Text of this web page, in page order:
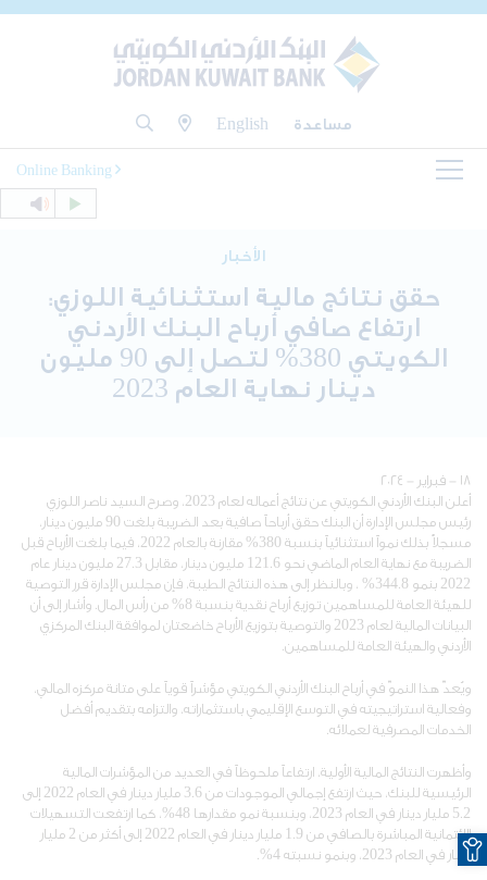
مساعدة English
Online Banking
الأخبار
حقق نتائج مالية استثنائية اللوزي:
ارتفاع صافي أرباح البنك الأردني
الكويتي 380% لتصل إلى 90 مليون
دينار نهاية العام 2023
١٨ - فبراير - ٢٠٢٤
أعلن البنك الأردني الكويتي عن نتائج أعماله لعام 2023، وصرح السيد ناصر اللوزي
رئيس مجلس الإدارة أن البنك حقق أرباحاً صافية بعد الضريبة بلغت 90 مليون دينار،
مسجلاً بذلك نمواً استثنائياً بنسبة 380% مقارنة بالعام 2022، فيما بلغت الأرباح قبل
الضريبة مع نهاية العام الماضي نحو 121.6 مليون دينار، مقابل 27.3 مليون دينار عام
2022 بنمو 344.8% ، وبالنظر إلى هذه النتائج الطيبة، فإن مجلس الإدارة قرر التوصية
للهيئة العامة للمساهمين توزيع أرباح نقدية بنسبة 8% من رأس المال. وأشار إلى أن
البيانات المالية لعام 2023 والتوصية بتوزيع الأرباح خاضعتان لموافقة البنك المركزي
الأردني والهيئة العامة للمساهمين.
ويُعدّ هذا النموّ في أرباح البنك الأردني الكويتي مؤشراً قوياً على متانة مركزه المالي،
وفعالية استراتيجيته في التوسع الإقليمي باستثماراته، والتزامه بتقديم أفضل
الخدمات المصرفية لعملائه.
وأظهرت النتائج المالية الأولية، ارتفاعاً ملحوظاً في العديد من المؤشرات المالية
الرئيسية للبنك، حيث ارتفع إجمالي الموجودات من 3.6 مليار دينار في العام 2022 إلى
5.2 مليار دينار في العام 2023، وبنسبة نمو مقدارها 48%، كما ارتفعت التسهيلات
الائتمانية المباشرة بالصافي من 1.9 مليار دينار في العام 2022 إلى أكثر من 2 مليار
دينار في العام 2023، وبنمو نسبته 4%.